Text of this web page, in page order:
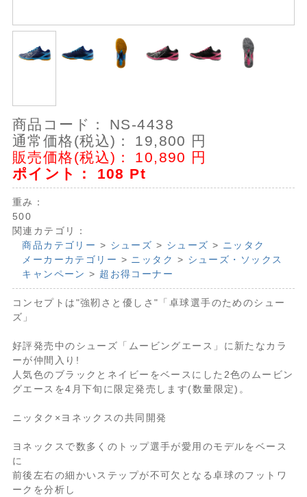
商品コード：
NS-4438
通常価格(税込)：
19,800 円
販売価格(税込)：
10,890 円
ポイント： 108 Pt
重み：
500
関連カテゴリ：
商品カテゴリー > シューズ > シューズ > ニッタク
メーカーカテゴリー > ニッタク > シューズ・ソックス
キャンペーン > 超お得コーナー
コンセプトは"強靭さと優しさ"「卓球選手のためのシュー
ズ」
好評発売中のシューズ「ムービングエース」に新たなカラ
ーが仲間入り!
人気色のブラックとネイビーをベースにした2色のムービン
グエースを4月下旬に限定発売します(数量限定)。
ニッタク×ヨネックスの共同開発
ヨネックスで数多くのトップ選手が愛用のモデルをベース
に
前後左右の細かいステップが不可欠となる卓球のフットワ
ークを分析し